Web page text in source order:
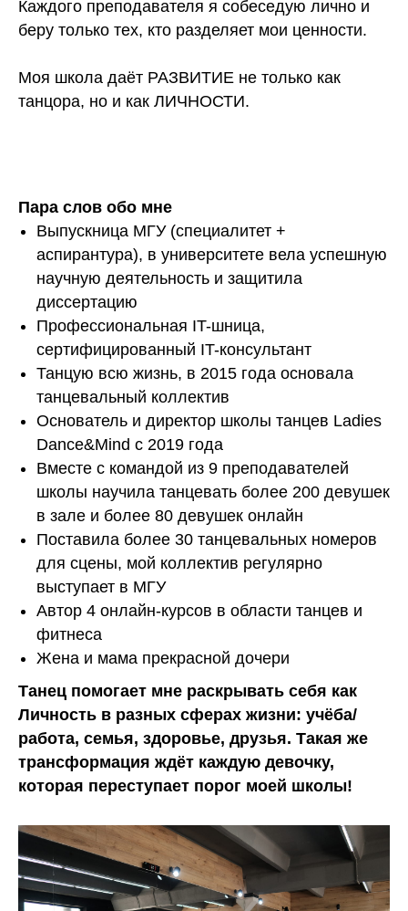
Каждого преподавателя я собеседую лично и
беру только тех, кто разделяет мои ценности.
Моя школа даёт РАЗВИТИЕ не только как
танцора, но и как ЛИЧНОСТИ.
Пара слов обо мне
Выпускница МГУ (специалитет +
аспирантура), в университете вела успешную
научную деятельность и защитила
диссертацию
Профессиональная IT-шница,
сертифицированный IT-консультант
Танцую всю жизнь, в 2015 года основала
танцевальный коллектив
Основатель и директор школы танцев Ladies
Dance&Mind с 2019 года
Вместе с командой из 9 преподавателей
школы научила танцевать более 200 девушек
в зале и более 80 девушек онлайн
Поставила более 30 танцевальных номеров
для сцены, мой коллектив регулярно
выступает в МГУ
Автор 4 онлайн-курсов в области танцев и
фитнеса
Жена и мама прекрасной дочери
Танец помогает мне раскрывать себя как
Личность в разных сферах жизни: учёба/
работа, семья, здоровье, друзья. Такая же
трансформация ждёт каждую девочку,
которая переступает порог моей школы!